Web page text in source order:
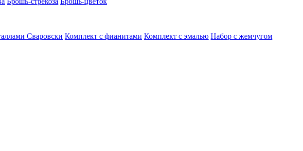
Сваровски Комплект с фианитами Комплект с эмалью Набор с жемчугом